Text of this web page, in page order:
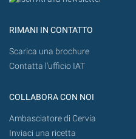
RIMANI IN CONTATTO
Scarica una brochure
Contatta l'ufficio IAT
COLLABORA CON NOI
Ambasciatore di Cervia
Inviaci una ricetta